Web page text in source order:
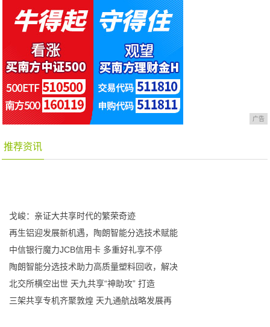
广告
推荐资讯
戈峻：亲证大共享时代的繁荣奇迹
再生铝迎发展新机遇，陶朗智能分选技术赋能
中信银行魔力JCB信用卡 多重好礼享不停
陶朗智能分选技术助力高质量塑料回收，解决
北交所横空出世 天九共享“神助攻” 打造
三架共享专机齐聚敦煌 天九通航战略发展再